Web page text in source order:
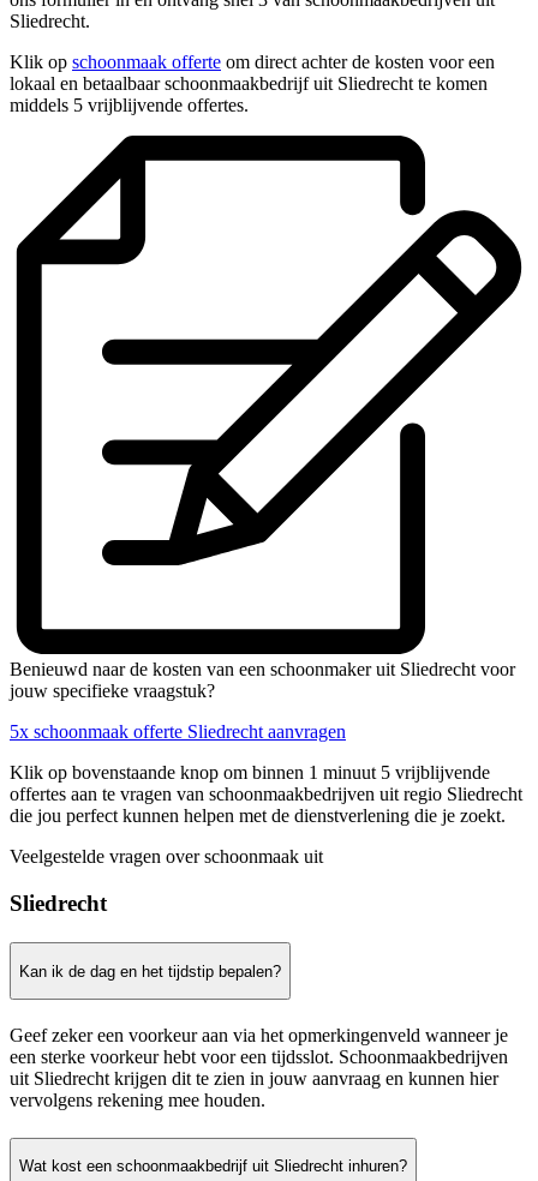
Sliedrecht.
Klik op schoonmaak offerte om direct achter de kosten voor een
lokaal en betaalbaar schoonmaakbedrijf uit Sliedrecht te komen
middels 5 vrijblijvende offertes.
Benieuwd naar de kosten van een schoonmaker uit Sliedrecht voor
jouw specifieke vraagstuk?
5x schoonmaak offerte Sliedrecht aanvragen
Klik op bovenstaande knop om binnen 1 minuut 5 vrijblijvende
offertes aan te vragen van schoonmaakbedrijven uit regio Sliedrecht
die jou perfect kunnen helpen met de dienstverlening die je zoekt.
Veelgestelde vragen over schoonmaak uit
Sliedrecht
Kan ik de dag en het tijdstip bepalen?
Geef zeker een voorkeur aan via het opmerkingenveld wanneer je
een sterke voorkeur hebt voor een tijdsslot. Schoonmaakbedrijven
uit Sliedrecht krijgen dit te zien in jouw aanvraag en kunnen hier
vervolgens rekening mee houden.
Wat kost een schoonmaakbedrijf uit Sliedrecht inhuren?